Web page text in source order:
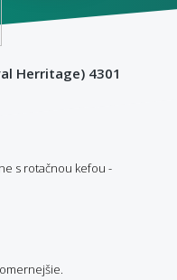
Herritage) 4301
s rotačnou kefou -